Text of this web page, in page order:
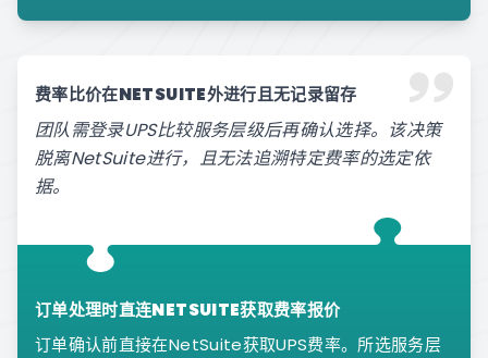
费率比价在NETSUITE外进行且无记录留存
团队需登录UPS比较服务层级后再确认选择。该决策
脱离NetSuite进行，且无法追溯特定费率的选定依
据。
订单处理时直连NETSUITE获取费率报价
订单确认前直接在NetSuite获取UPS费率。所选服务层